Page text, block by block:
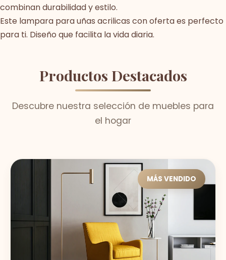
combinan durabilidad y estilo.
Este lampara para uñas acrilicas con oferta es perfecto
para ti. Diseño que facilita la vida diaria.
Productos Destacados
Descubre nuestra selección de muebles para
el hogar
MÁS VENDIDO